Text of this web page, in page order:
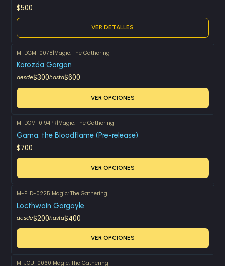
$500
VER DETALLES
M-DGM-0078|Magic: The Gathering
Korozda Gorgon
desde$300hasta$600
VER OPCIONES
M-DOM-0194PR|Magic: The Gathering
Garna, the Bloodflame (Pre-release)
$700
VER OPCIONES
M-ELD-0225|Magic: The Gathering
Locthwain Gargoyle
desde$200hasta$400
VER OPCIONES
M-JOU-0060|Magic: The Gathering